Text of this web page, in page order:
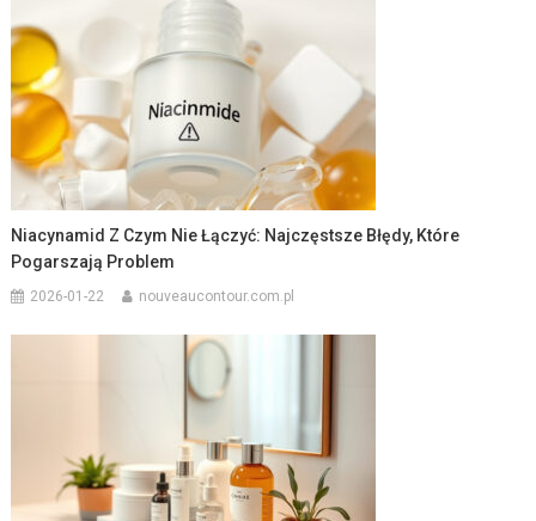
Niacynamid Z Czym Nie Łączyć: Najczęstsze Błędy, Które
Pogarszają Problem
2026-01-22 nouveaucontour.com.pl